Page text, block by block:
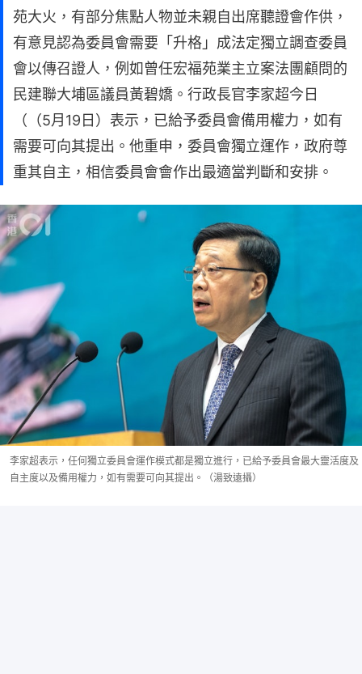
苑大火，有部分焦點人物並未親自出席聽證會作供，
有意見認為委員會需要「升格」成法定獨立調查委員
會以傳召證人，例如曾任宏福苑業主立案法團顧問的
民建聯大埔區議員黃碧嬌。行政長官李家超今日
（（5月19日）表示，已給予委員會備用權力，如有
需要可向其提出。他重申，委員會獨立運作，政府尊
重其自主，相信委員會會作出最適當判斷和安排。
李家超表示，任何獨立委員會運作模式都是獨立進行，已給予委員會最大靈活度及
自主度以及備用權力，如有需要可向其提出。（湯致遠攝）